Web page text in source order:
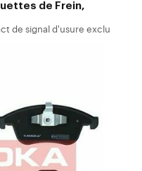
de Frein,
de signal d'usure exclu